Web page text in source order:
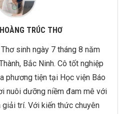
TRÚC THƠ
sinh ngày 7 tháng 8 năm
Bắc Ninh. Cô tốt nghiệp
phương tiện tại Học viện Báo
nuôi dưỡng niềm đam mê với
giải trí. Với kiến thức chuyên